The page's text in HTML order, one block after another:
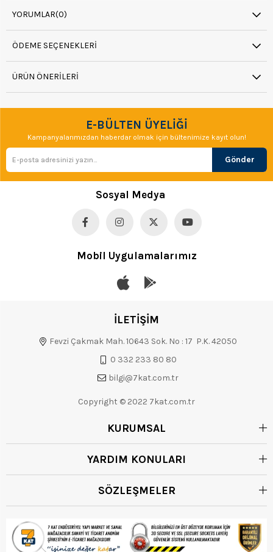
YORUMLAR(0)
ÖDEME SEÇENEKLERI
ÜRÜN ÖNERILERI
E-BÜLTEN ÜYELİĞİ
Kampanyalarımızdan haberdar olmak için bültenimize kayıt olun!
Gönder
Sosyal Medya
Mobil Uygulamalarımız
İLETİŞİM
Fevzi Çakmak Mah. 10643 Sok. No : 17 P.K. 42050
0 332 233 80 80
bilgi@7kat.com.tr
Copyright © 2022 7kat.com.tr
KURUMSAL
YARDIM KONULARI
SÖZLEŞMELER